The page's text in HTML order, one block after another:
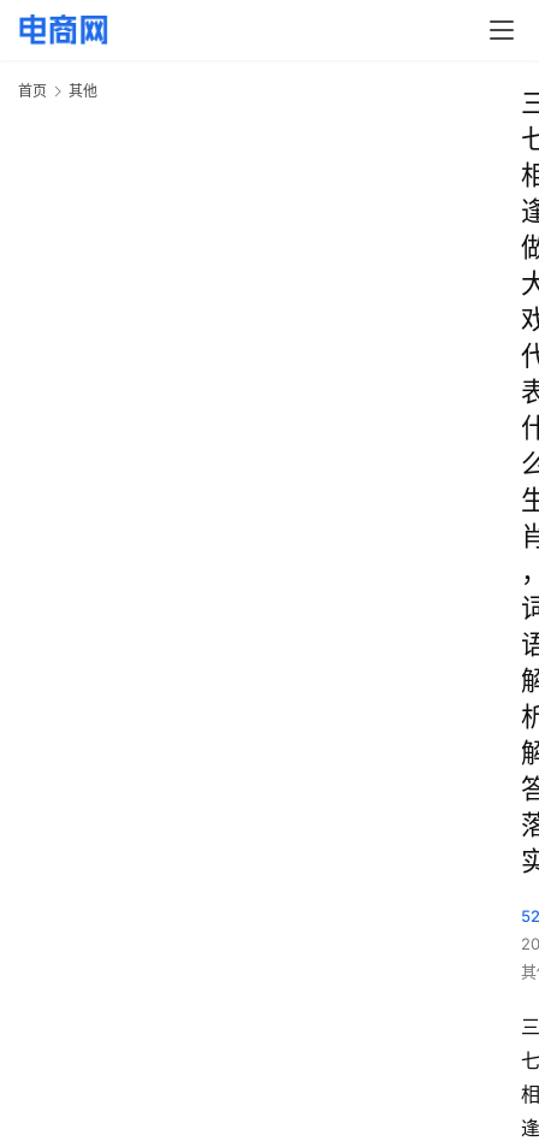
首页 其他
三
七
相
逢